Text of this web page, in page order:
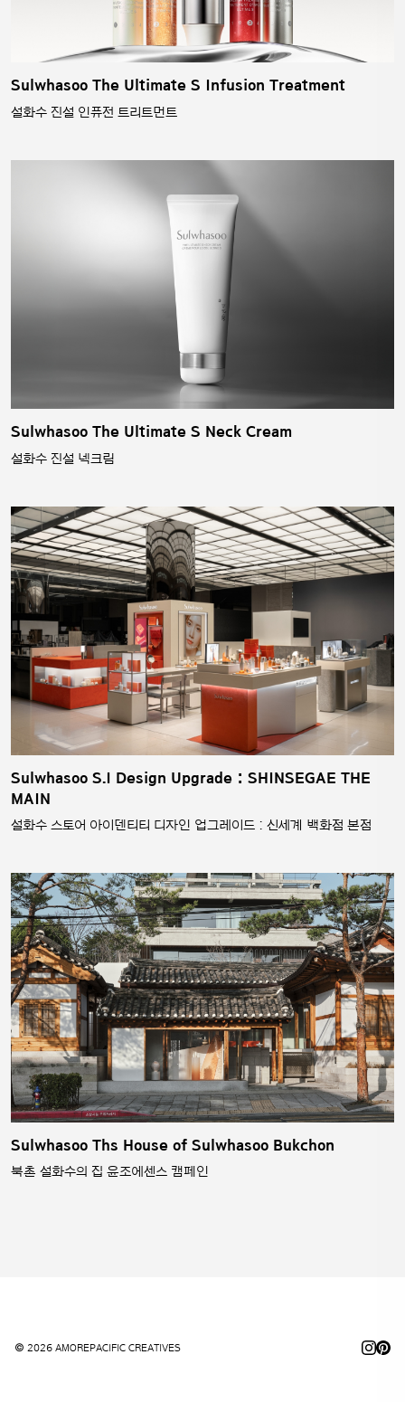
Sulwhasoo The Ultimate S Infusion Treatment
설화수 진설 인퓨전 트리트먼트
Sulwhasoo The Ultimate S Neck Cream
설화수 진설 넥크림
Sulwhasoo S.I Design Upgrade : SHINSEGAE THE
MAIN
설화수 스토어 아이덴티티 디자인 업그레이드 : 신세계 백화점 본점
Sulwhasoo Ths House of Sulwhasoo Bukchon
북촌 설화수의 집 윤조에센스 캠페인
© 2026 AMOREPACIFIC CREATIVES